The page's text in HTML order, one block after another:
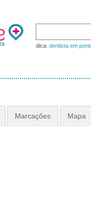
dica: dentista em
Marcações Mapa